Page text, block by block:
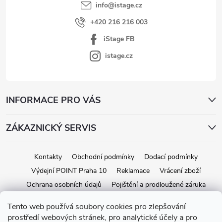
Tento web používá soubory cookies pro zlepšování
prostředí webových stránek, pro analytické účely a pro
info@istage.cz
+420 216 216 003
iStage FB
istage.cz
INFORMACE PRO VÁS
ZÁKAZNICKÝ SERVIS
Kontakty Obchodní podmínky
Dodací podmínky
Výdejní POINT Praha 10
Reklamace
Vrácení zboží
Ochrana osobních údajů
Pojištění a prodloužené záruka